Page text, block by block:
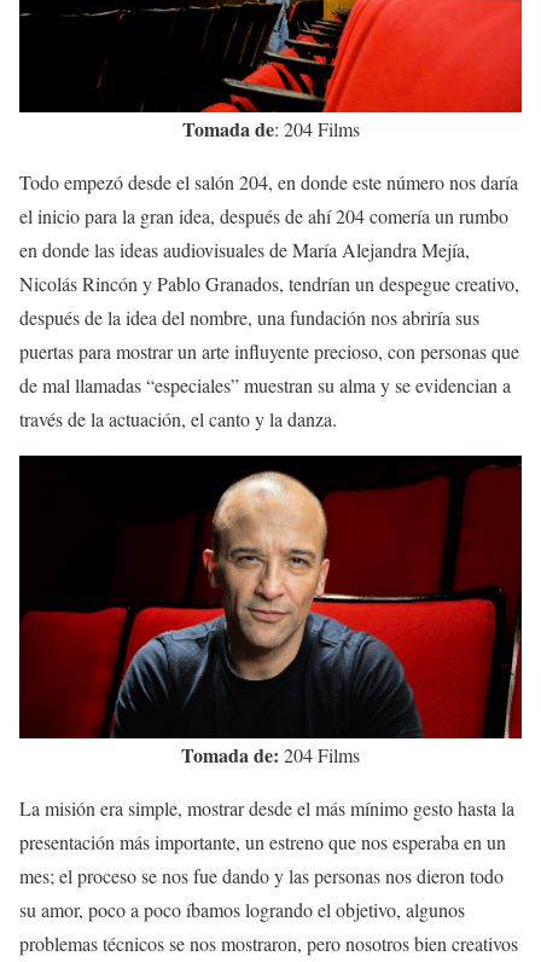
Tomada de: 204 Films
Todo empezó desde el salón 204, en donde este número nos daría
el inicio para la gran idea, después de ahí 204 comería un rumbo
en donde las ideas audiovisuales de María Alejandra Mejía,
Nicolás Rincón y Pablo Granados, tendrían un despegue creativo,
después de la idea del nombre, una fundación nos abriría sus
puertas para mostrar un arte influyente precioso, con personas que
de mal llamadas “especiales” muestran su alma y se evidencian a
través de la actuación, el canto y la danza.
Tomada de: 204 Films
La misión era simple, mostrar desde el más mínimo gesto hasta la
presentación más importante, un estreno que nos esperaba en un
mes; el proceso se nos fue dando y las personas nos dieron todo
su amor, poco a poco íbamos logrando el objetivo, algunos
problemas técnicos se nos mostraron, pero nosotros bien creativos